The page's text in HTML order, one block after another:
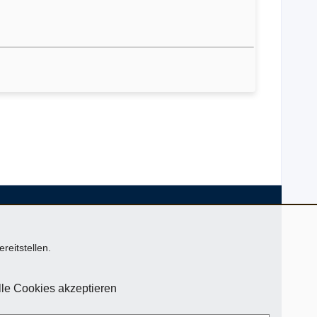
Cookies akzeptieren